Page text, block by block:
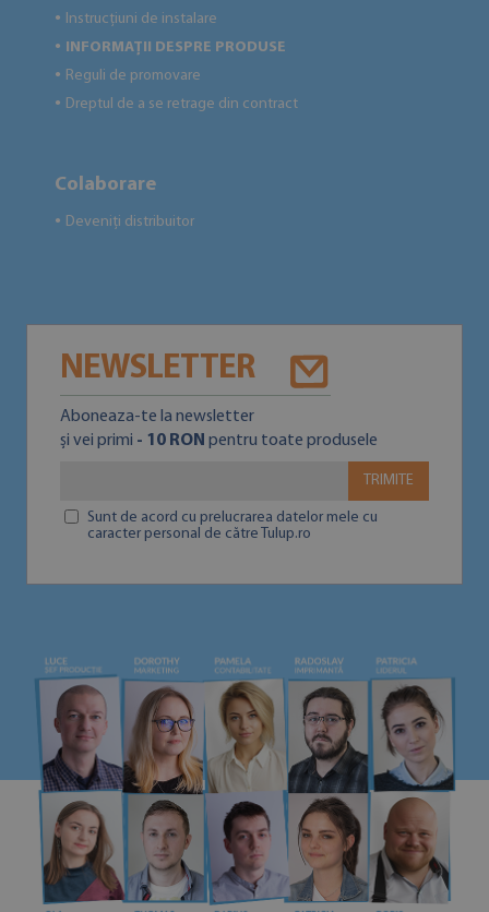
● Instrucțiuni de instalare
● INFORMAȚII DESPRE PRODUSE
● Reguli de promovare
● Dreptul de a se retrage din contract
Colaborare
● Deveniți distribuitor
NEWSLETTER
Aboneaza-te la newsletter
și vei primi - 10 RON pentru toate produsele
TRIMITE
Sunt de acord cu prelucrarea datelor mele cu
caracter personal de către Tulup.ro